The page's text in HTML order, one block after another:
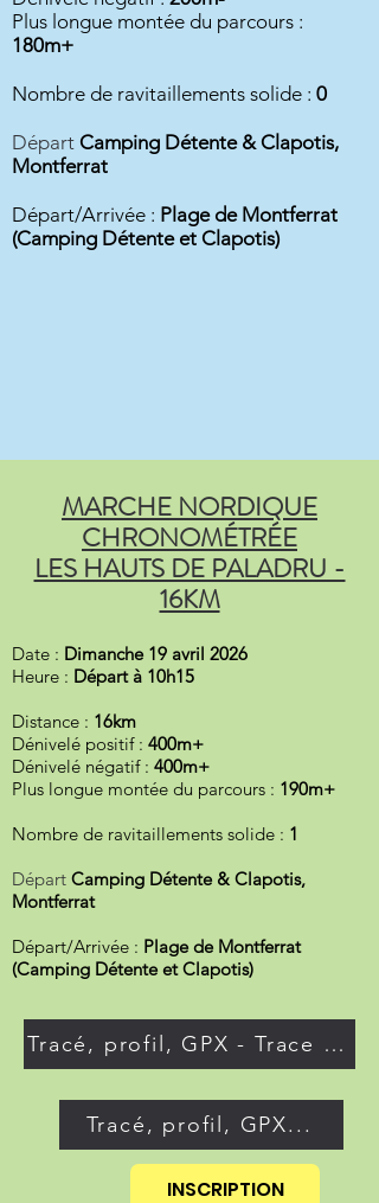
Plus longue montée du parcours :
180m+
Nombre de ravitaillements solide : 0
Départ Camping Détente & Clapotis,
Montferrat
Départ/Arrivée : Plage de Montferrat
(Camping Détente et Clapotis)
MARCHE NORDIQUE
CHRONOMÉTRÉE
LES HAUTS DE PALADRU -
16KM
Date : Dimanche 19 avril 2026
Heure : Départ à 10h15
Distance : 16km
Dénivelé positif : 400m+
Dénivelé négatif : 400m+
Plus longue montée du parcours : 190m+
Nombre de ravitaillements solide : 1
Départ Camping Détente & Clapotis,
Montferrat
Départ/Arrivée : Plage de Montferrat
(Camping Détente et Clapotis)
Tracé, profil, GPX - Trace de
Tracé, profil, GPX...
INSCRIPTION